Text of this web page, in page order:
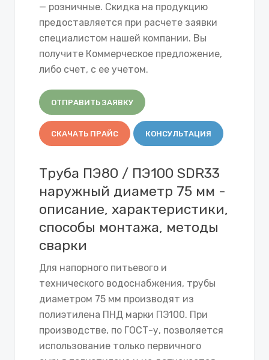
— розничные. Скидка на продукцию
предоставляется при расчете заявки
специалистом нашей компании. Вы
получите Коммерческое предложение,
либо счет, с ее учетом.
ОТПРАВИТЬ ЗАЯВКУ
СКАЧАТЬ ПРАЙС КОНСУЛЬТАЦИЯ
Труба ПЭ80 / ПЭ100 SDR33
наружный диаметр 75 мм -
описание, характеристики,
способы монтажа, методы
сварки
Для напорного питьевого и
технического водоснабжения, трубы
диаметром 75 мм производят из
полиэтилена ПНД марки ПЭ100. При
производстве, по ГОСТ-у, позволяется
использование только первичного